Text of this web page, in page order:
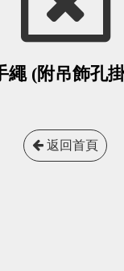
繩 (附吊飾孔
返回首頁